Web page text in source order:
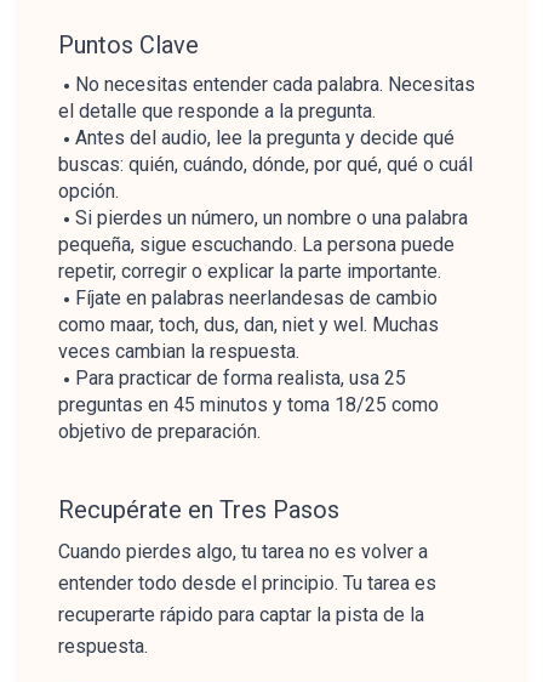
Puntos Clave
No necesitas entender cada palabra. Necesitas
el detalle que responde a la pregunta.
Antes del audio, lee la pregunta y decide qué
buscas: quién, cuándo, dónde, por qué, qué o cuál
opción.
Si pierdes un número, un nombre o una palabra
pequeña, sigue escuchando. La persona puede
repetir, corregir o explicar la parte importante.
Fíjate en palabras neerlandesas de cambio
como maar, toch, dus, dan, niet y wel. Muchas
veces cambian la respuesta.
Para practicar de forma realista, usa 25
preguntas en 45 minutos y toma 18/25 como
objetivo de preparación.
Recupérate en Tres Pasos
Cuando pierdes algo, tu tarea no es volver a
entender todo desde el principio. Tu tarea es
recuperarte rápido para captar la pista de la
respuesta.